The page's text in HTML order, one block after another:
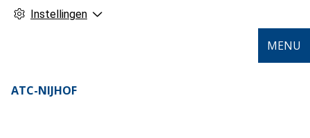
Instellingen
ATC-NIJHOF
MENU